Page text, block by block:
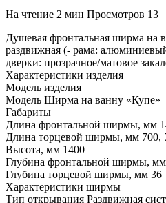
На чтение 2 мин Просмотров 13
Душевая фронтальная ширма на
раздвижная (- рама:
дверки: прозрачное/матовое
Характеристики изделия
Модель изделия
Модель Ширма на ванну «Купе»
Габариты
Длина фронтальной ширмы, мм
Длина торцевой ширмы, мм 700,
Высота, мм 1400
Глубина фронтальной ширмы,
Глубина торцевой ширмы, мм 36
Характеристики ширмы
Тип открывания Раздвижная